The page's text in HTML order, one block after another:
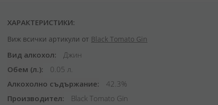
ХАРАКТЕРИСТИКИ:
Виж всички артикули от Black Tomato Gin
Вид алкохол
Джин
Обем (л.)
0.05 л.
Алкохолно съдържание
42.3%
Производител
Black Tomato Gin